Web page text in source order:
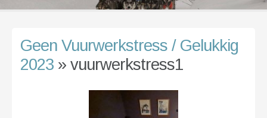
Geen Vuurwerkstress / Gelukkig
2023» vuurwerkstress1